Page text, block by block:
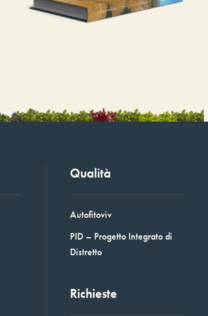
Qualità
Autofitoviv
PID – Progetto Integrato di
Distretto
Richieste